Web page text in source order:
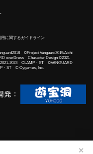
✕
用に関するガイドライン
©Project Vanguard2019/Aichi
overDress Character Design ©2021
2023 CLAMP・ST ©VANGUARD
・ST © Cygames, Inc.